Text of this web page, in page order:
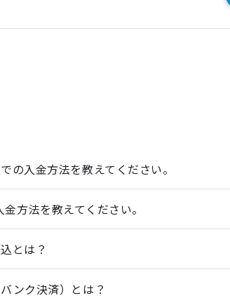
の入金方法を教えてください。
方法を教えてください。
とは？
ンク決済）とは？